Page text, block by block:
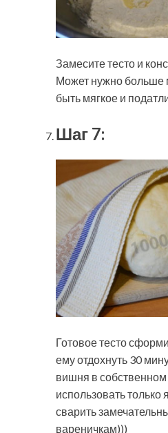
Замесите тесто и
Может нужно больше
быть мягкое и
Шаг 7:
Готовое тесто
ему отдохнуть 30
вишня в собственном
использовать
сварить
вареничкам)))